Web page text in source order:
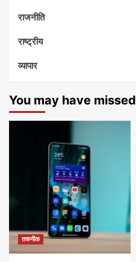
राजनीति
राष्ट्रीय
व्यापार
You may have missed
तकनीक